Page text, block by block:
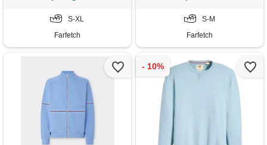
S-XL
Farfetch
S-M
Farfetch